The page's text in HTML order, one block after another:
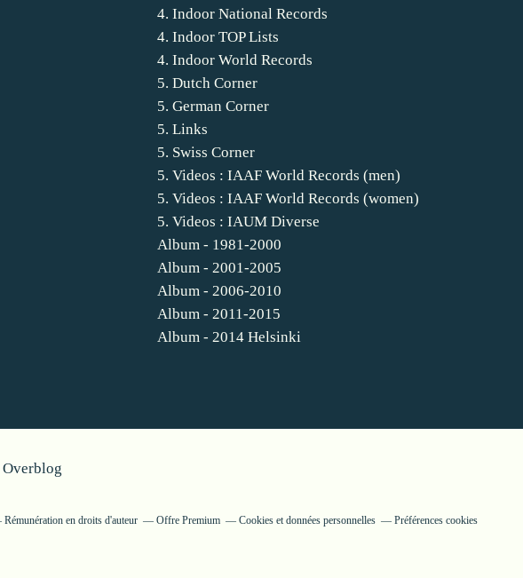
4. Indoor National Records
4. Indoor TOP Lists
4. Indoor World Records
5. Dutch Corner
5. German Corner
5. Links
5. Swiss Corner
5. Videos : IAAF World Records (men)
5. Videos : IAAF World Records (women)
5. Videos : IAUM Diverse
Album - 1981-2000
Album - 2001-2005
Album - 2006-2010
Album - 2011-2015
Album - 2014 Helsinki
Overblog
Rémunération en droits d'auteur Offre Premium Cookies et données personnelles Préférences cookies